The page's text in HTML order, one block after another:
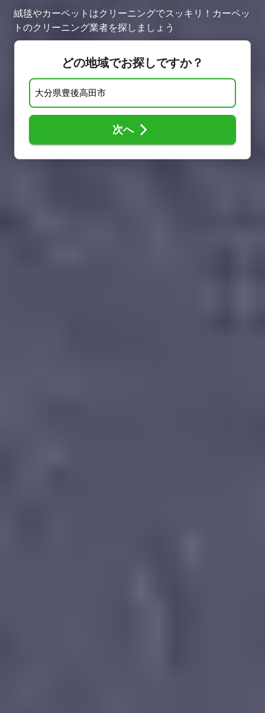
絨毯やカーペットはクリーニングでスッキリ！カーペッ
トのクリーニング業者を探しましょう
どの地域でお探しですか？
次へ